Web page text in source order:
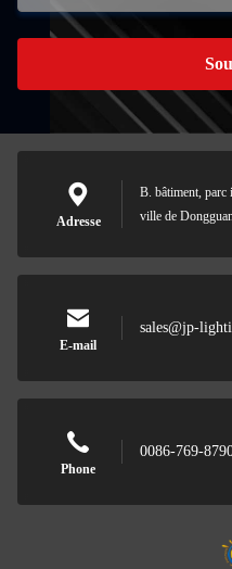
Adresse
B. bâtiment,
ville de
E-mail
sales@jp-
Phone
0086-769-